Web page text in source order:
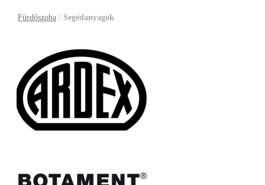
Fürdőszoba / Segédanyagok